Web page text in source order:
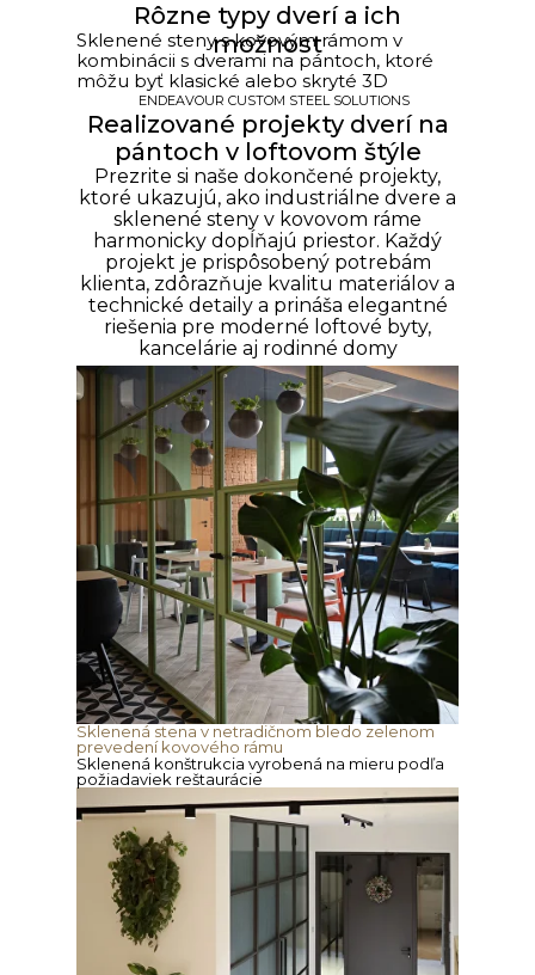
Sklenené steny s kovovým rámom v
kombinácii s dverami na pántoch, ktoré
môžu byť klasické alebo skryté 3D
Rôzne typy dverí a ich
možnost
Prezrite si naše dokončené projekty,
ktoré ukazujú, ako industriálne dvere a
sklenené steny v kovovom ráme
harmonicky dopĺňajú priestor. Každý
projekt je prispôsobený potrebám
klienta, zdôrazňuje kvalitu materiálov a
technické detaily a prináša elegantné
riešenia pre moderné loftové byty,
kancelárie aj rodinné domy
ENDEAVOUR CUSTOM STEEL SOLUTIONS
Realizované projekty dverí na
pántoch v loftovom štýle
Sklenená konštrukcia vyrobená na mieru podľa
požiadaviek reštaurácie
Sklenená stena v netradičnom bledo zelenom
prevedení kovového rámu